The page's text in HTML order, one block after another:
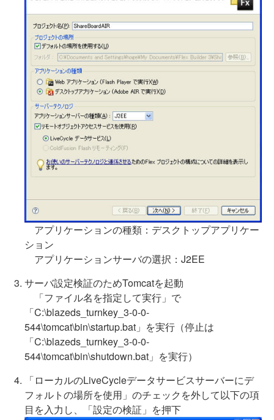
アプリケーションの種類：デスクトップアプリケー
ション
アプリケーションサーバの選択：J2EE
サーバ設定検証のためTomcatを起動
「ファイル名を指定して実行」で
「C:\blazeds_turnkey_3-0-0-
544\tomcat\bin\startup.bat」を実行（停止は
「C:\blazeds_turnkey_3-0-0-
544\tomcat\bin\shutdown.bat」を実行）
「ローカルのLiveCycleデータサービスサーバーにデ
フォルトの場所を使用」のチェックを外して以下の項
目を入力し、「設定の検証」を押下